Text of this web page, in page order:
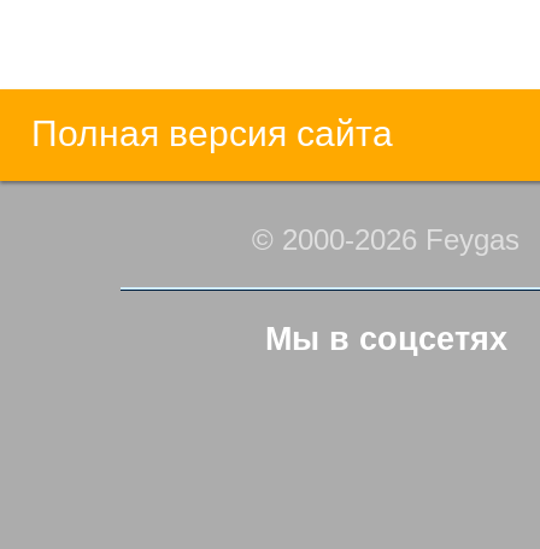
Полная версия сайта
© 2000-2026 Feygas
Мы в соцсетях